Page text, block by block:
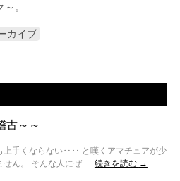
。
カイブ
古～～
上手くならない‥‥ と嘆くアマチュアが少
せん。 そんな人にぜ … 続きを読む →